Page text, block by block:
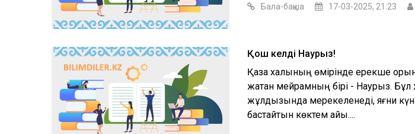
Бала-бақша 17-03-2025, 21:23
Қош келдің Наурыз!
Қазақ халқының өмірінде ерекше
жатқан мейрамның бірі - Наурыз.
жұлдызында мерекеленеді, яғни күн
бастайтын көктем айы....